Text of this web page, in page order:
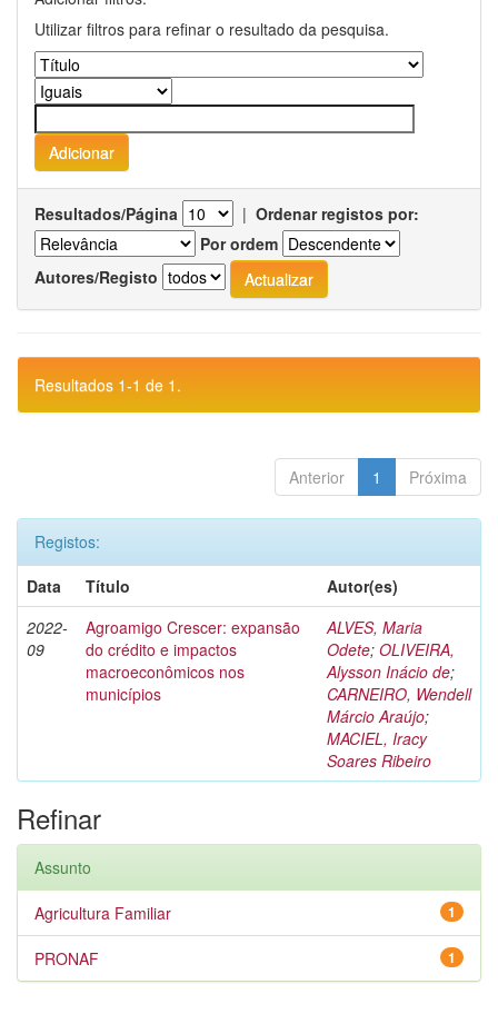
Utilizar filtros para refinar o resultado da pesquisa.
Resultados/Página | Ordenar registos por:
Por ordem
Autores/Registo
Resultados 1-1 de 1.
Anterior 1 Próxima
Registos:
Data
Título
Autor(es)
2022-
09
Agroamigo Crescer: expansão
do crédito e impactos
macroeconômicos nos
municípios
ALVES, Maria
Odete; OLIVEIRA,
Alysson Inácio de;
CARNEIRO, Wendell
Márcio Araújo;
MACIEL, Iracy
Soares Ribeiro
Refinar
Assunto
1
Agricultura Familiar
1
PRONAF